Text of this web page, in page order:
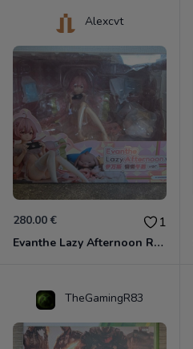
Alexcvt
280.00 € 1
Evanthe Lazy Afternoon Red Pride of Eden
TheGamingR83